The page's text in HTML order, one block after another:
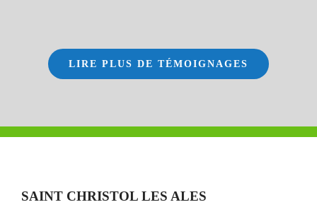
LIRE PLUS DE TÉMOIGNAGES
SAINT CHRISTOL LES ALES